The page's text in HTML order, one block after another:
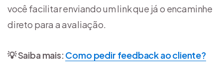
você facilitar enviando um link que já o encaminhe
direto para a avaliação.
💡 Saiba mais: Como pedir feedback ao cliente?